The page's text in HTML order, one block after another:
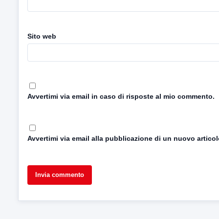
Sito web
Avvertimi via email in caso di risposte al mio commento.
Avvertimi via email alla pubblicazione di un nuovo